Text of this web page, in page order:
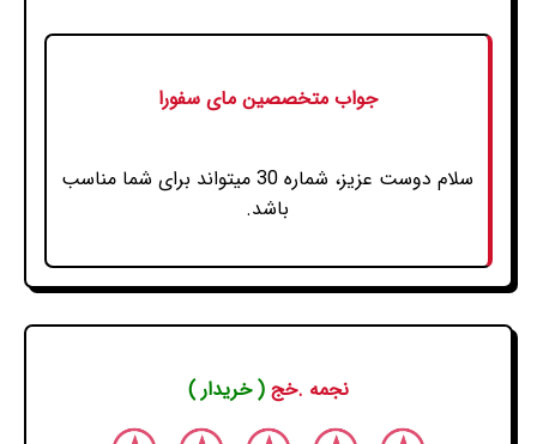
جواب متخصصین مای سفورا
سلام دوست عزیز، شماره 30 میتواند برای شما مناسب
باشد.
نجمه .خج ( خریدار )